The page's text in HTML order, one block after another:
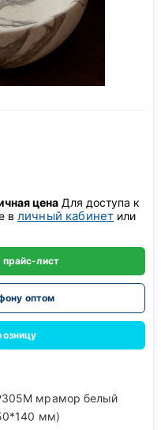
цена Для доступа к
в личный кабинет или
прайс-лист
оптом
мрамор белый
мм)